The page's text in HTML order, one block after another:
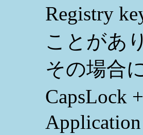
Registry
ことがあ
その場合
CapsLock